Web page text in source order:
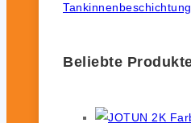
Tankinnenbeschichtung
Beliebte